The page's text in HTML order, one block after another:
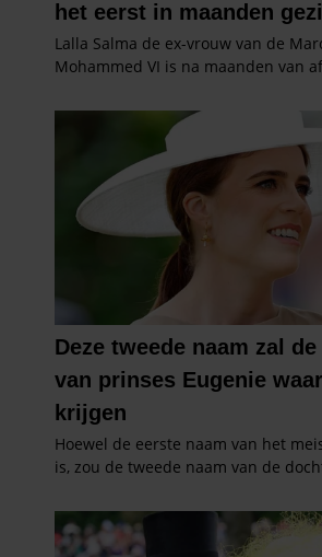
gaat akkoord met onze cookies als u
gebruiken.